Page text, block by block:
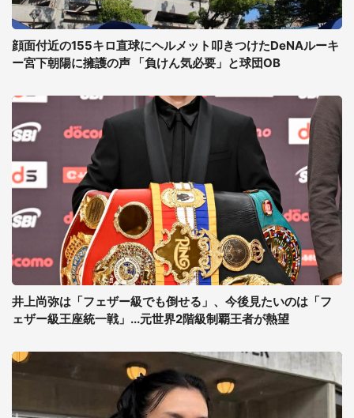
顔面付近の155キロ直球にヘルメット叩きつけたDeNAルーキ
ー宮下朝陽に擁護の声 「負けん気必要」と球団OB
井上尚弥は「フェザー級でも倒せる」、今後見たいのは「フ
ェザー級王座統一戦」...元世界2階級制覇王者が熱望